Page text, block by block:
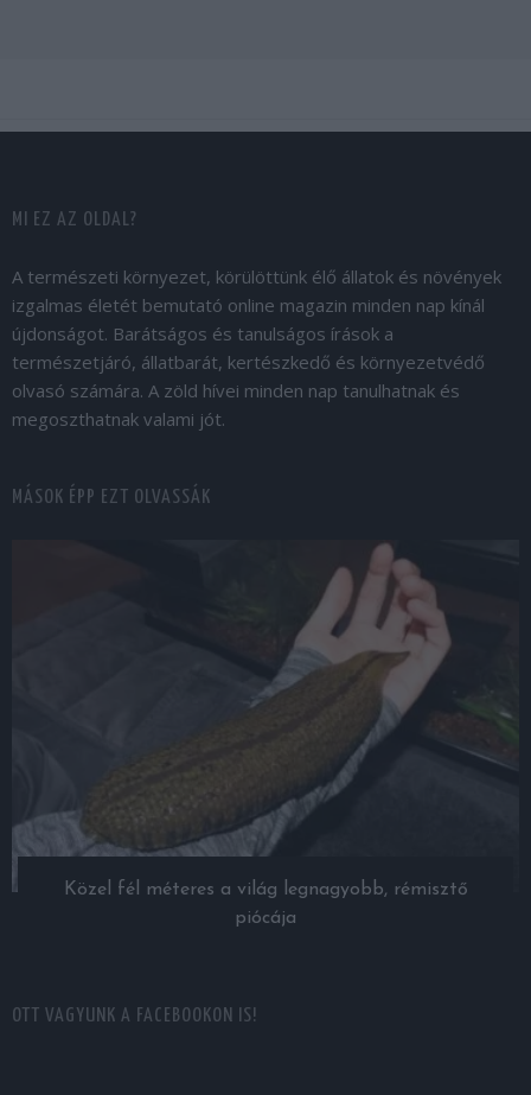
MI EZ AZ OLDAL?
A természeti környezet, körülöttünk élő állatok és növények
izgalmas életét bemutató online magazin minden nap kínál
újdonságot. Barátságos és tanulságos írások a
természetjáró, állatbarát, kertészkedő és környezetvédő
olvasó számára. A zöld hívei minden nap tanulhatnak és
megoszthatnak valami jót.
MÁSOK ÉPP EZT OLVASSÁK
Közel fél méteres a világ legnagyobb, rémisztő
piócája
OTT VAGYUNK A FACEBOOKON IS!